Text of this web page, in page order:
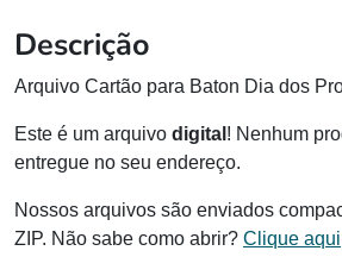
Descrição
Arquivo Cartão para Baton Dia dos
Este é um arquivo digital ! Nenhum
entregue no seu endereço.
Nossos arquivos são enviados
ZIP. Não sabe como abrir? Clique aqui